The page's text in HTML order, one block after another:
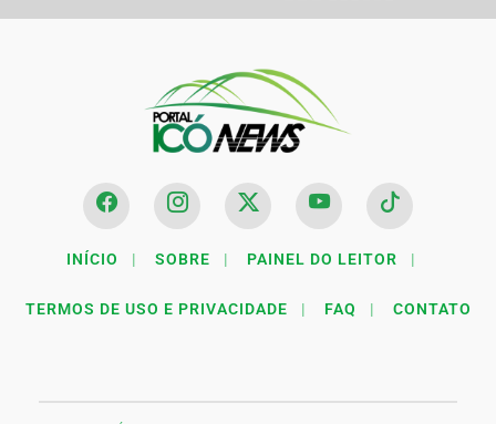
INÍCIO | SOBRE | PAINEL DO LEITOR |
TERMOS DE USO E PRIVACIDADE | FAQ | CONTATO
você concorda com nossos Termos de Uso e